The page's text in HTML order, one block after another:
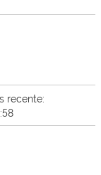
recente: